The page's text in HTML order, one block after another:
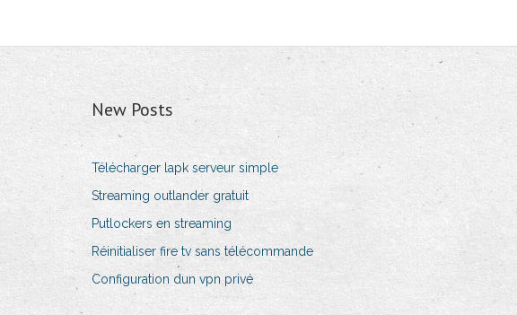
New Posts
Télécharger lapk serveur simple
Streaming outlander gratuit
Putlockers en streaming
Réinitialiser fire tv sans télécommande
Configuration dun vpn privé